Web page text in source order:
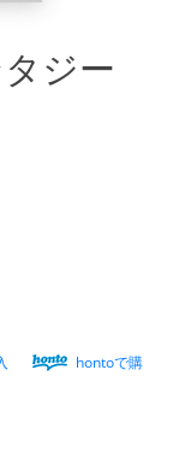
ジー
hontoで購